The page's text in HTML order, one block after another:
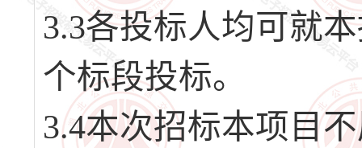
3.3各投标人均可就
个标段投标。
3.4本次招标本项目